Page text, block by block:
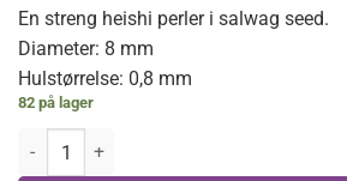
En streng heishi perler i salwag seed.
Diameter: 8 mm
Hulstørrelse: 0,8 mm
82 på lager
Heishi perler i salwag seed 8 mm antal